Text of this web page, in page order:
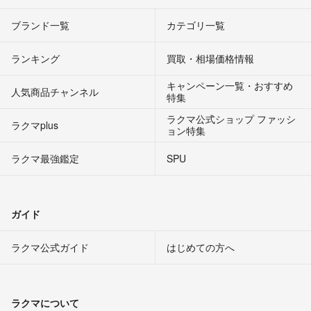
ブランド一覧 カテゴリ一覧
ランキング 買取・相場価格情報
人気商品チャンネル
キャンペーン一覧・おすすめ
特集
ラクマplus
ラクマ公式ショップ ファッシ
ョン特集
ラクマ最強鑑定
SPU
ガイド
ラクマ公式ガイド はじめての方へ
ラクマについて